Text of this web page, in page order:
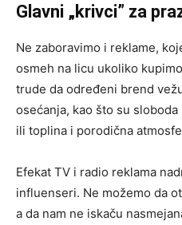
Glavni „krivci” za
Ne zaboravimo i reklame,
osmeh na licu ukoliko
trude da određeni brend
osećanja, kao što su
ili toplina i porodična
Efekat TV i radio reklama
influenseri. Ne možemo da
a da nam ne iskaču